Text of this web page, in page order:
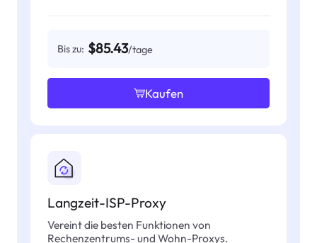
Bis zu: $85.43/tage
Kaufen
Langzeit-ISP-Proxy
Vereint die besten Funktionen von
Rechenzentrums- und Wohn-Proxys.